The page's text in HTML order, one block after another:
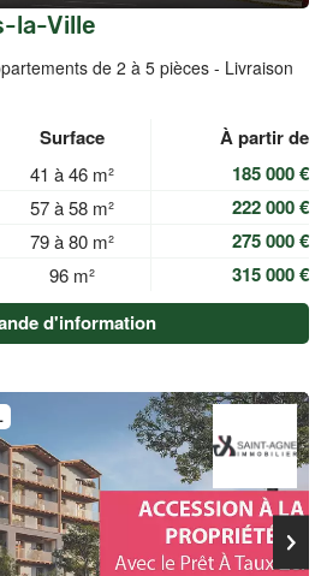
la-Ville
de 2 à 5 pièces - Livraison
Surface À partir de
41 à 46 m² 185 000 €
57 à 58 m² 222 000 €
79 à 80 m² 275 000 €
96 m²
315 000 €
d'information